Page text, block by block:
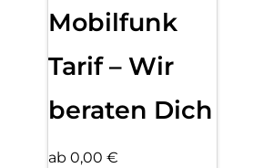
Mobilfunk
Tarif – Wir
beraten Dich
ab 0,00 €